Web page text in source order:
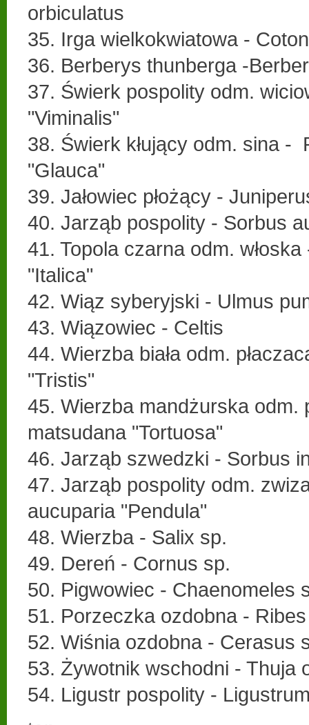
orbiculatus
35. Irga wielkokwiatowa -
36. Berberys thunberga -
37. Świerk pospolity odm.
"Viminalis"
38. Świerk kłujący odm. sina -
"Glauca"
39. Jałowiec płożący -
40. Jarząb pospolity - Sorbus
41. Topola czarna odm.
"Italica"
42. Wiąz syberyjski - Ulmus
43. Wiązowiec - Celtis
44. Wierzba biała odm.
"Tristis"
45. Wierzba mandżurska odm.
matsudana "Tortuosa"
46. Jarząb szwedzki - Sorbus
47. Jarząb pospolity odm.
aucuparia "Pendula"
48. Wierzba - Salix sp.
49. Dereń - Cornus sp.
50. Pigwowiec - Chaenomeles
51. Porzeczka ozdobna -
52. Wiśnia ozdobna - Cerasus
53. Żywotnik wschodni - Thuja
54. Ligustr pospolity -